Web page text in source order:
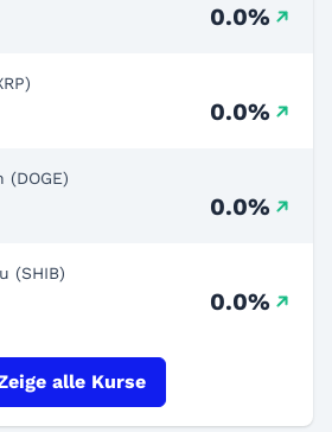
0.0%
0.0%
(DOGE)
0.0%
(SHIB)
0.0%
alle Kurse